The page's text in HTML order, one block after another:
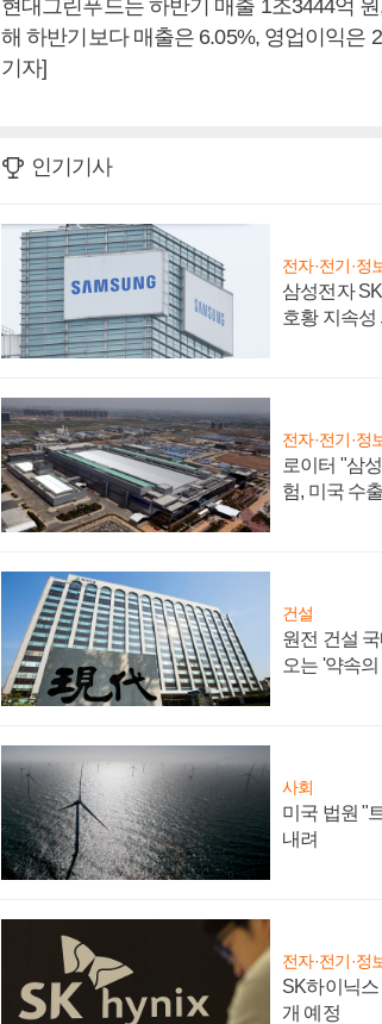
현대그린푸드는 하반기 매출 1조3444억
해 하반기보다 매출은 6.05%, 영업이익은
기자]
인기기사
전자·전기·정
삼성전자
호황 지속성
전자·전기·정
로이터 "삼
험, 미국 수
건설
원전 건설
오는 '약속
사회
미국 법원 "
내려
전자·전기·정
SK하이닉
개 예정